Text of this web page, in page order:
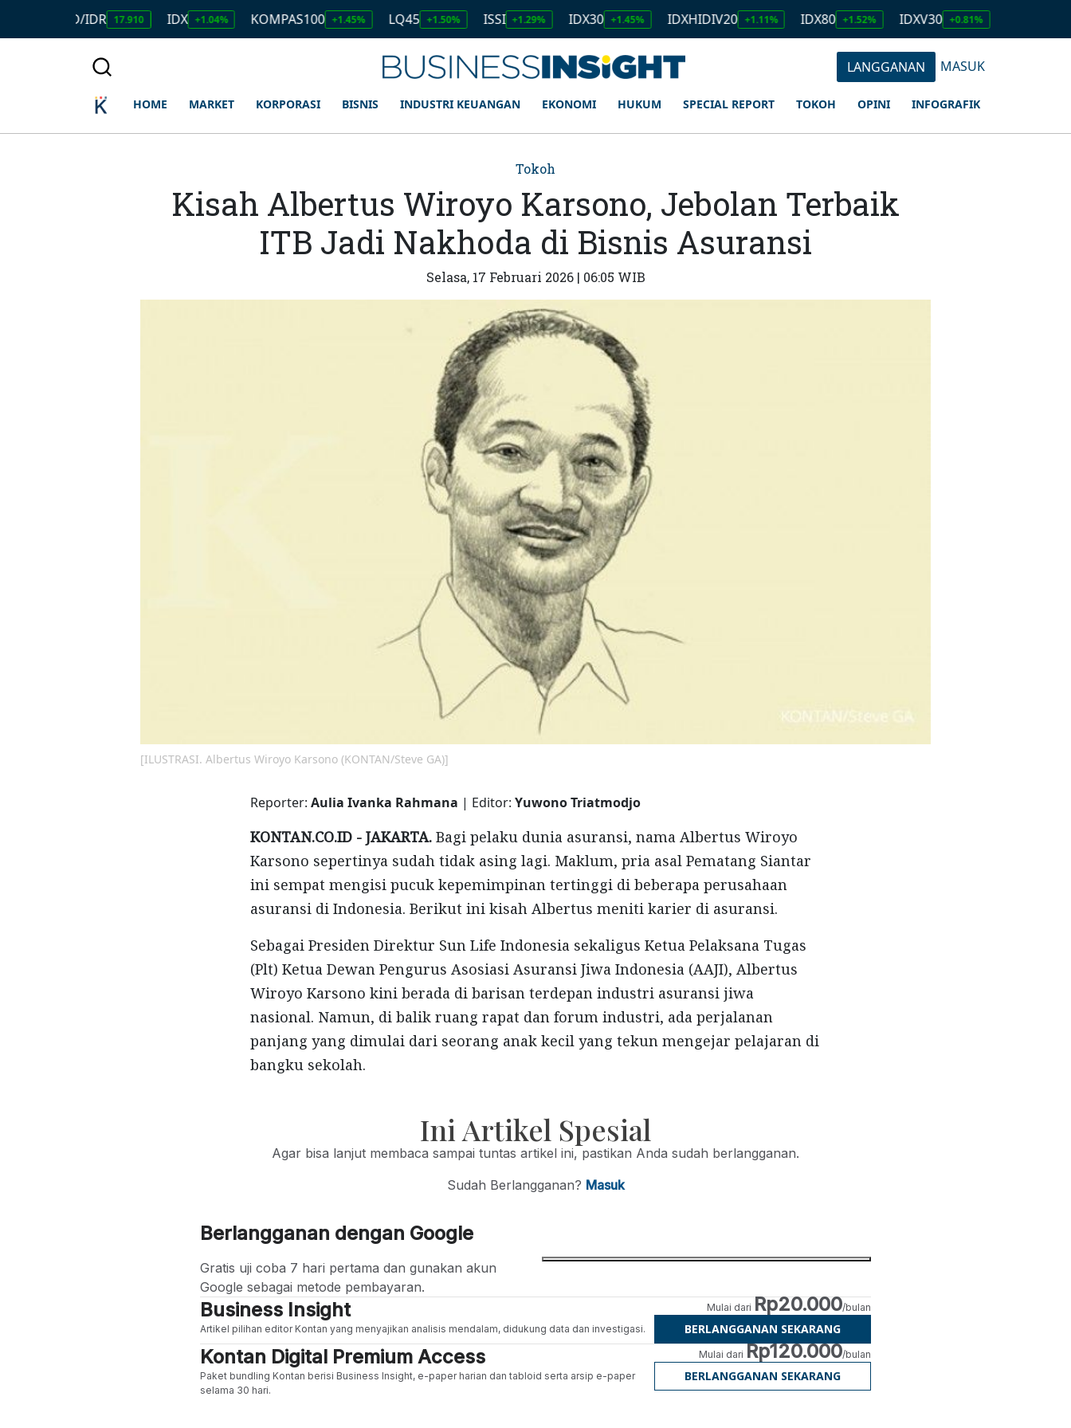
17.910 IDX +1.04% KOMPAS100 +1.45% LQ45 +1.50% ISSI +1.29% IDX30 +1.45% IDXHIDIV20 +1.11% IDX80 +1.52% IDXV30 +0.81% IDXQ30
LANGGANAN MASUK
HOME MARKET KORPORASI BISNIS INDUSTRI KEUANGAN EKONOMI HUKUM SPECIAL REPORT TOKOH OPINI INFOGRAFIK
Tokoh
Kisah Albertus Wiroyo Karsono, Jebolan Terbaik
ITB Jadi Nakhoda di Bisnis Asuransi
Selasa, 17 Februari 2026 | 06:05 WIB
[ILUSTRASI. Albertus Wiroyo Karsono (KONTAN/Steve GA)]
Reporter: Aulia Ivanka Rahmana | Editor: Yuwono Triatmodjo
KONTAN.CO.ID - JAKARTA. Bagi pelaku dunia asuransi, nama Albertus Wiroyo
Karsono sepertinya sudah tidak asing lagi. Maklum, pria asal Pematang Siantar
ini sempat mengisi pucuk kepemimpinan tertinggi di beberapa perusahaan
asuransi di Indonesia. Berikut ini kisah Albertus meniti karier di asuransi.
Sebagai Presiden Direktur Sun Life Indonesia sekaligus Ketua Pelaksana Tugas
(Plt) Ketua Dewan Pengurus Asosiasi Asuransi Jiwa Indonesia (AAJI), Albertus
Wiroyo Karsono kini berada di barisan terdepan industri asuransi jiwa
nasional. Namun, di balik ruang rapat dan forum industri, ada perjalanan
panjang yang dimulai dari seorang anak kecil yang tekun mengejar pelajaran di
bangku sekolah.
Ini Artikel Spesial
Agar bisa lanjut membaca sampai tuntas artikel ini, pastikan Anda sudah berlangganan.
Sudah Berlangganan? Masuk
Berlangganan dengan Google
Gratis uji coba 7 hari pertama dan gunakan akun
Google sebagai metode pembayaran.
Business Insight
Artikel pilihan editor Kontan yang menyajikan analisis mendalam, didukung data dan investigasi.
Mulai dari Rp20.000/bulan
BERLANGGANAN SEKARANG
Kontan Digital Premium Access
Paket bundling Kontan berisi Business Insight, e-paper harian dan tabloid serta arsip e-paper
selama 30 hari.
Mulai dari Rp120.000/bulan
BERLANGGANAN SEKARANG